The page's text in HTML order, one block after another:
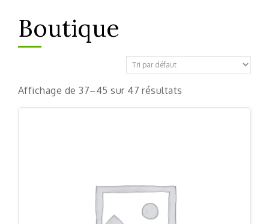
Boutique
Affichage de 37–45 sur 47 résultats